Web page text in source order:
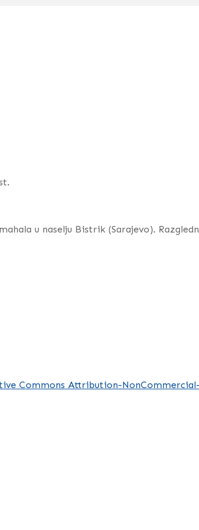
u naselju Bistrik (Sarajevo).
Commons Attribution-